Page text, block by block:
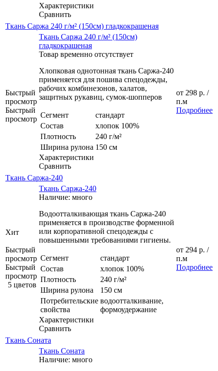
Характеристики
Сравнить
Ткань Саржа 240 г/м² (150см) гладкокрашеная
Быстрый
просмотр
Быстрый
просмотр
Ткань Саржа 240 г/м² (150см)
гладкокрашеная
Товар временно отсутствует
Хлопковая однотонная ткань Саржа-240
применяется для пошива спецодежды,
рабочих комбинезонов, халатов,
защитных рукавиц, сумок-шопперов
Сегмент
стандарт
Состав
хлопок 100%
Плотность
240 г/м²
Ширина рулона 150 см
Характеристики
Сравнить
от 298 р. /
п.м
Подробнее
Ткань Саржа-240
Хит
Быстрый
просмотр
Быстрый
просмотр
5 цветов
Ткань Саржа-240
Наличие: много
Водоотталкивающая ткань Саржа-240
применяется в производстве форменной
или корпоративной спецодежды с
повышенными требованиями гигиены.
Сегмент
стандарт
Состав
хлопок 100%
Плотность
240 г/м²
Ширина рулона
150 см
Потребительские
свойства
водоотталкивание,
формоудержание
Характеристики
Сравнить
от 294 р. /
п.м
Подробнее
Ткань Соната
Ткань Соната
Наличие: много